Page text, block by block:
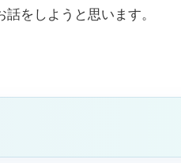
をしようと思います。